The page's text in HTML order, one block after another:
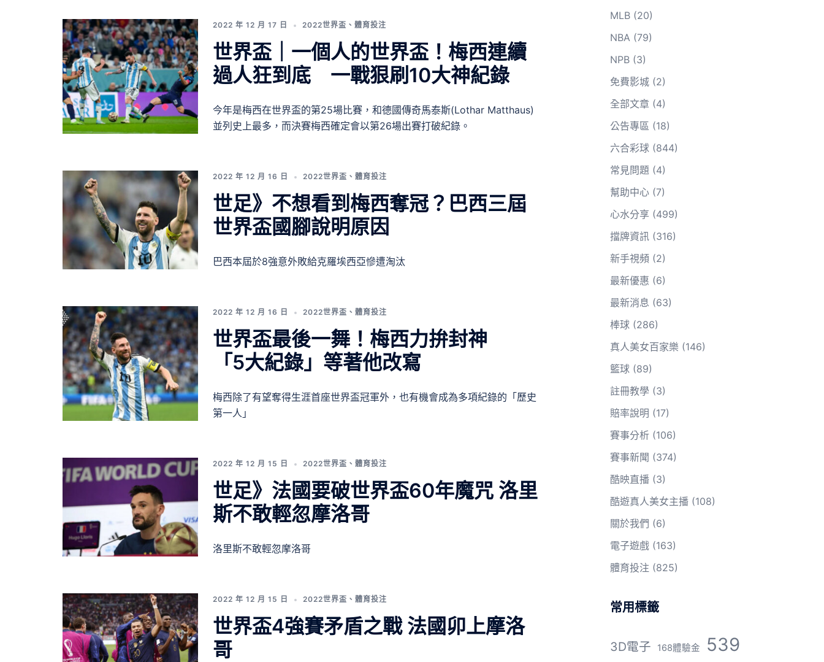
2022 年 12 月 17 日 2022世界盃 、體育投注
世界盃｜一個人的世界盃！梅西連續
過人狂到底 一戰狠刷10大神紀錄
今年是梅西在世界盃的第25場比賽，和德國傳奇馬泰斯(Lothar Matthaus)
並列史上最多，而決賽梅西確定會以第26場出賽打破紀錄。
2022 年 12 月 16 日 2022世界盃 、體育投注
世足》不想看到梅西奪冠？巴西三屆
世界盃國腳說明原因
巴西本屆於8強意外敗給克羅埃西亞慘遭淘汰
2022 年 12 月 16 日 2022世界盃 、體育投注
世界盃最後一舞！梅西力拚封神
「5大紀錄」等著他改寫
梅西除了有望奪得生涯首座世界盃冠軍外，也有機會成為多項紀錄的「歷史
第一人」
2022 年 12 月 15 日 2022世界盃 、體育投注
世足》法國要破世界盃60年魔咒 洛里
斯不敢輕忽摩洛哥
洛里斯不敢輕忽摩洛哥
2022 年 12 月 15 日 2022世界盃 、體育投注
世界盃4強賽矛盾之戰 法國卯上摩洛
哥
MLB(20)
NBA(79)
NPB(3)
免費影城(2)
全部文章(4)
公告專區 (18)
六合彩球(844)
常見問題 (4)
幫助中心(7)
心水分享(499)
擋牌資訊(316)
新手視頻(2)
最新優惠 (6)
最新消息 (63)
棒球(286)
真人美女百家樂 (146)
籃球(89)
註冊教學(3)
賠率說明 (17)
賽事分析(106)
賽事新聞 (374)
酷映直播(3)
酷遊真人美女主播(108)
關於我們 (6)
電子遊戲(163)
體育投注 (825)
常用標籤
3D電子 168體驗金 539